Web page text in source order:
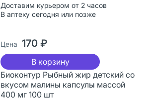
Доставим курьером от 2 часов
В аптеку сегодня или позже
Цена 170 ₽
В корзину
Биоконтур Рыбный жир детский со
вкусом малины капсулы массой
400 мг 100 шт